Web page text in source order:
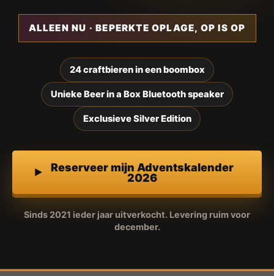
ALLEEN NU · BEPERKTE OPLAGE, OP IS OP
24 craftbieren in een boombox
Unieke Beer in a Box Bluetooth speaker
Exclusieve Silver Edition
Reserveer mijn Adventskalender
2026
Sinds 2021 ieder jaar uitverkocht. Levering ruim voor
december.